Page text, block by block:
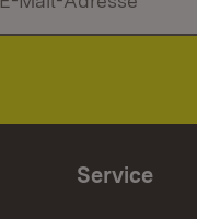
Service